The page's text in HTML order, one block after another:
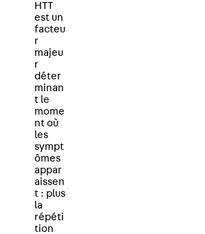
HTT
est un
facteu
r
majeu
r
déter
minan
t le
mome
nt où
les
sympt
ômes
appar
aissen
t : plus
la
répéti
tion